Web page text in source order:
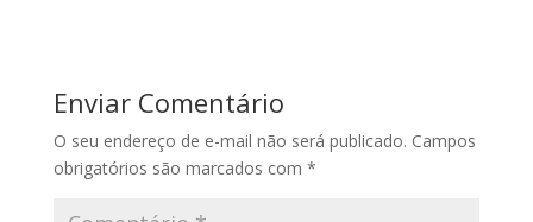
Enviar Comentário
O seu endereço de e-mail não será publicado. Campos
obrigatórios são marcados com *